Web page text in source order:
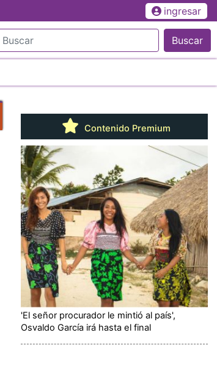
ingresar
Buscar
Contenido Premium
'El señor procurador le mintió al país',
Osvaldo García irá hasta el final